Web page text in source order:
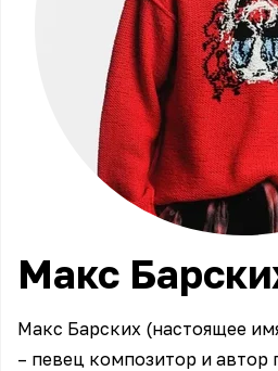
Макс
Макс Барских (настоящее
– певец композитор и автор